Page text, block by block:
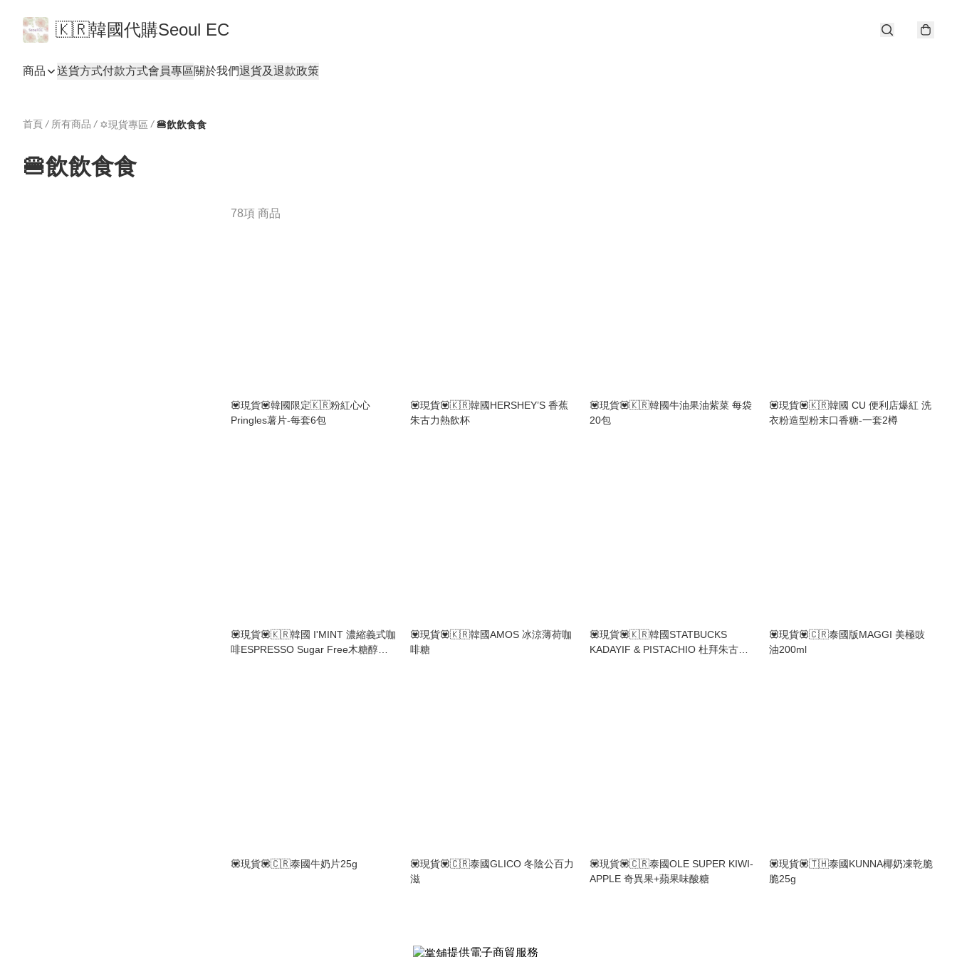
🇰🇷韓國代購Seoul EC
商品 送貨方式付款方式會員專區關於我們退貨及退款政策
首頁 / 所有商品 / ✡️現貨專區 / 🍔飲飲食食
🍔飲飲食食
78項 商品
💟現貨💟韓國限定🇰🇷粉紅心心
Pringles薯片-每套6包
💟現貨💟🇰🇷韓國HERSHEY’S 香蕉
朱古力熱飲杯
💟現貨💟🇰🇷韓國牛油果油紫菜 每袋
20包
💟現貨💟🇰🇷韓國 CU 便利店爆紅 洗
衣粉造型粉末口香糖-一套2樽
💟現貨💟🇰🇷韓國 I'MINT 濃縮義式咖
啡ESPRESSO Sugar Free木糖醇咖
💟現貨💟🇰🇷韓國AMOS 冰涼薄荷咖
啡糖
💟現貨💟🇰🇷韓國STATBUCKS
KADAYIF & PISTACHIO 杜拜朱古力
💟現貨💟🇨🇷泰國版MAGGI 美極豉
油200ml
💟現貨💟🇨🇷泰國牛奶片25g
💟現貨💟🇨🇷泰國GLICO 冬陰公百力
滋
💟現貨💟🇨🇷泰國OLE SUPER KIWI-
APPLE 奇異果+蘋果味酸糖
💟現貨💟🇹🇭泰國KUNNA椰奶凍乾脆
脆25g
提供電子商貿服務